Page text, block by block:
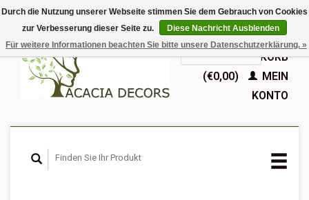
EUR
GBPDeutsch
Nederlands
English
IHR WARENKORB
(€0,00)
MEIN
KONTO
Durch die Nutzung unserer Webseite stimmen Sie dem Gebrauch von Cookies
zur Verbesserung dieser Seite zu.
Diese Nachricht Ausblenden
Für weitere Informationen beachten Sie bitte unsere Datenschutzerklärung. »